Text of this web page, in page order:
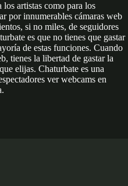
los artistas como para los
por innumerables cámaras web
si no miles, de seguidores
es que no tienes que gastar
de estas funciones. Cuando
tienes la libertad de gastar la
elijas. Chaturbate es una
ver webcams en